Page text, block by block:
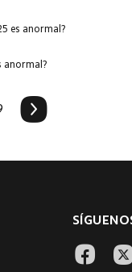
es anormal?
anormal?